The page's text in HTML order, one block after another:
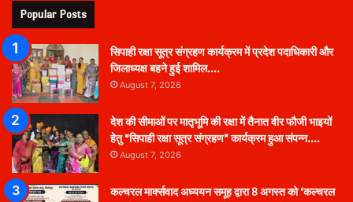
Popular Posts
सिपाही रक्षा सूत्र संग्रहण कार्यक्रम में प्रदेश पदाधिकारी और
जिलाध्यक्ष बहने हुई शामिल….
August 7, 2026
देश की सीमाओं पर मातृभूमि की रक्षा में तैनात वीर फौजी भाइयों
हेतु “सिपाही रक्षा सूत्र संग्रहण” कार्यक्रम हुआ संपन्न….
August 7, 2026
कल्चरल मार्क्सवाद अध्ययन समूह द्वारा 8 अगस्त को ‘कल्चरल